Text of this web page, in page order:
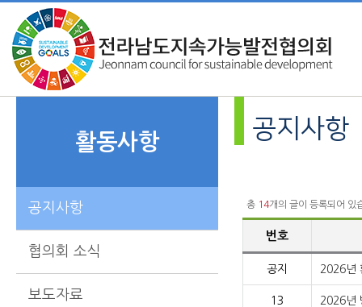
활동사항
공지사항
협의회 소식
보도자료
공지사항
총 14개의 글이 등록되어 있
번호
공지 2026년
13 2026년